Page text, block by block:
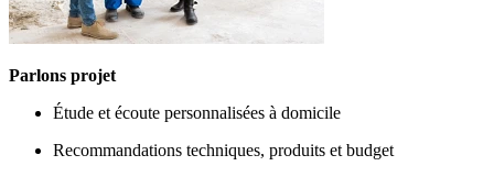
Parlons projet
Étude et écoute personnalisées à domicile
Recommandations techniques, produits et budget